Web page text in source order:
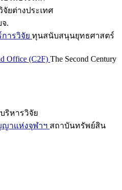
ยต่างประเทศ
.
ารวิจัย ทุนสนับสนุนยุทธศาสตร์
Office (C2F) The Second Century
ริหารวิจัย
าแห่งจุฬาฯ สถาบันทรัพย์สิน